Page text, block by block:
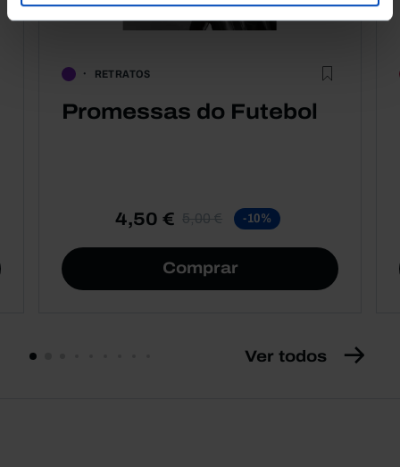
RETRATOS
Promessas do Futebol
4,50 € 5,00 € -10%
Comprar
Ver todos